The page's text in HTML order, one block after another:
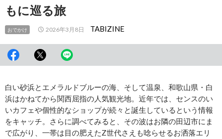
もに巡る旅
おでかけ 2026年3月8日 TABIZINE
白い砂浜とエメラルドブルーの海、そして温泉、和歌山県・白
浜はかねてから関西屈指の人気観光地。近年では、センスのい
いカフェや個性的なショップが続々と誕生しているという情報
をキャッチ。さらに調べてみると、その波はお隣の田辺市にま
で広がり、一帯は目の肥えたZ世代さえも唸らせるお洒落エリ